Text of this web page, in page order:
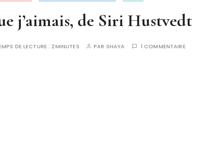
j’aimais, de Siri Hustvedt
DE LECTURE :2MINUTES PAR SHAYA 1 COMMENTAIRE